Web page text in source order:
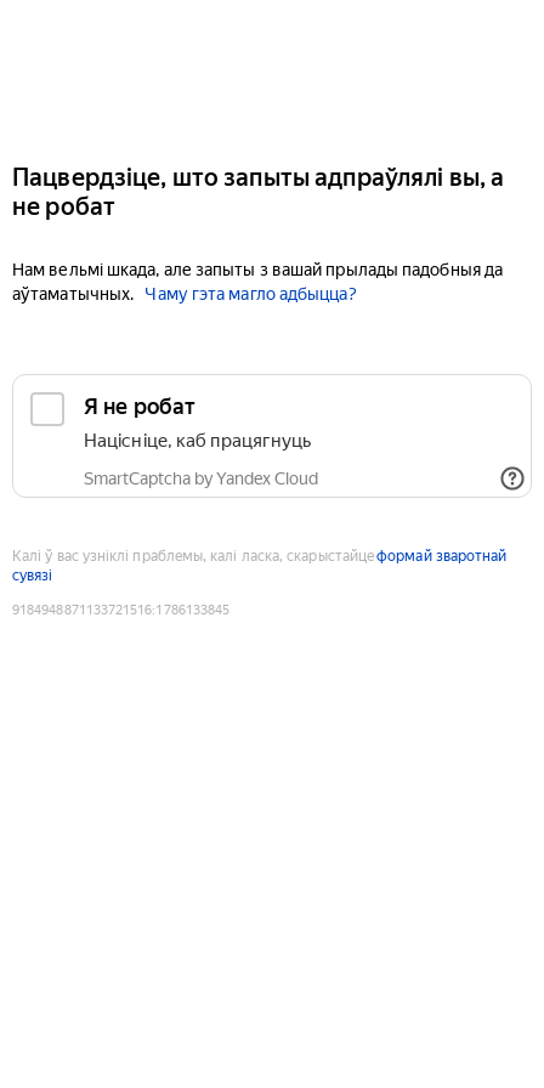
Пацвердзіце, што запыты адпраўлялі вы, а
не робат
Нам вельмі шкада, але запыты з вашай прылады падобныя да
аўтаматычных.
Чаму гэта магло адбыцца?
Я не робат
Націсніце, каб працягнуць
SmartCaptcha by Yandex Cloud
Калі ў вас узніклі праблемы, калі ласка, скарыстайцеформай зваротнай
сувязі
9184948871133721516:1786133845